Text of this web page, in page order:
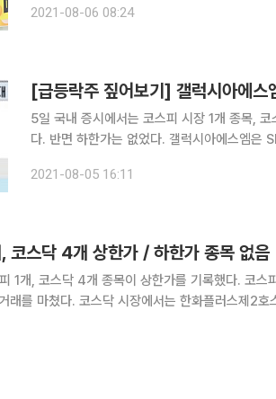
상장일 오전 8시 30분부터 9시에 공모가의
2021-08-06 08:24
5일 국내 증시에서는 코스피 시장 1개 종목,
다. 반면 하한가는 없었다. 갤럭시아에스엠은 SM C&C 인수설과 관련해 주가가 급등한 것으로 풀
지분을 보유하고 있는 것으로 알려지고 있다.
2021-08-05 16:11
코스닥 4개 상한가 / 하한가 종목 없음
상한가를 기록했다. 코스피 시장에서는 갤럭시아에스엠이 전거래일 대비 715
를 마쳤다. 코스닥 시장에서는 한화플러스제2